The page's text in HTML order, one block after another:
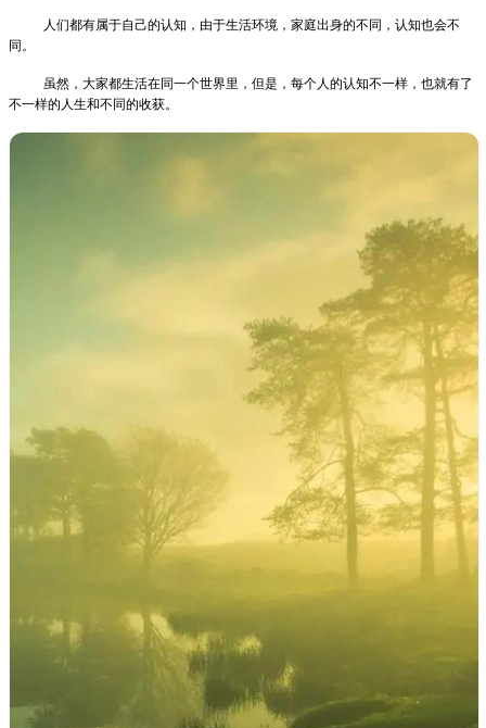
人们都有属于自己的认知，由于生活环境，家庭出身的不同，认知也会不
同。
虽然，大家都生活在同一个世界里，但是，每个人的认知不一样，也就有了
不一样的人生和不同的收获。